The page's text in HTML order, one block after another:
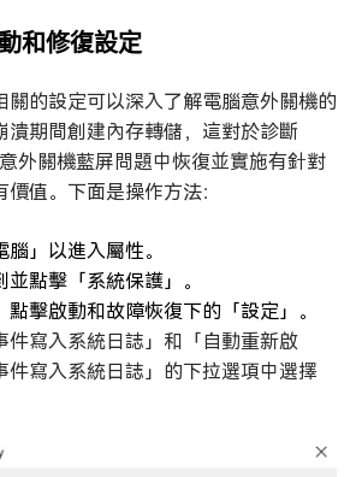
和修復設定
關的設定可以深入了解電腦意外關機的
潰期間創建內存轉儲，這對於診斷
外關機藍屏問題中恢復並實施有針對
值。下面是操作方法：
」以進入屬性。
點擊「系統保護」。
擊啟動和故障恢復下的「設定」。
件寫入系統日誌」和「自動重新啟
件寫入系統日誌」的下拉選項中選擇